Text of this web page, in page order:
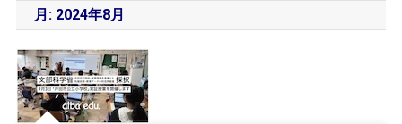
月: 2024年8月